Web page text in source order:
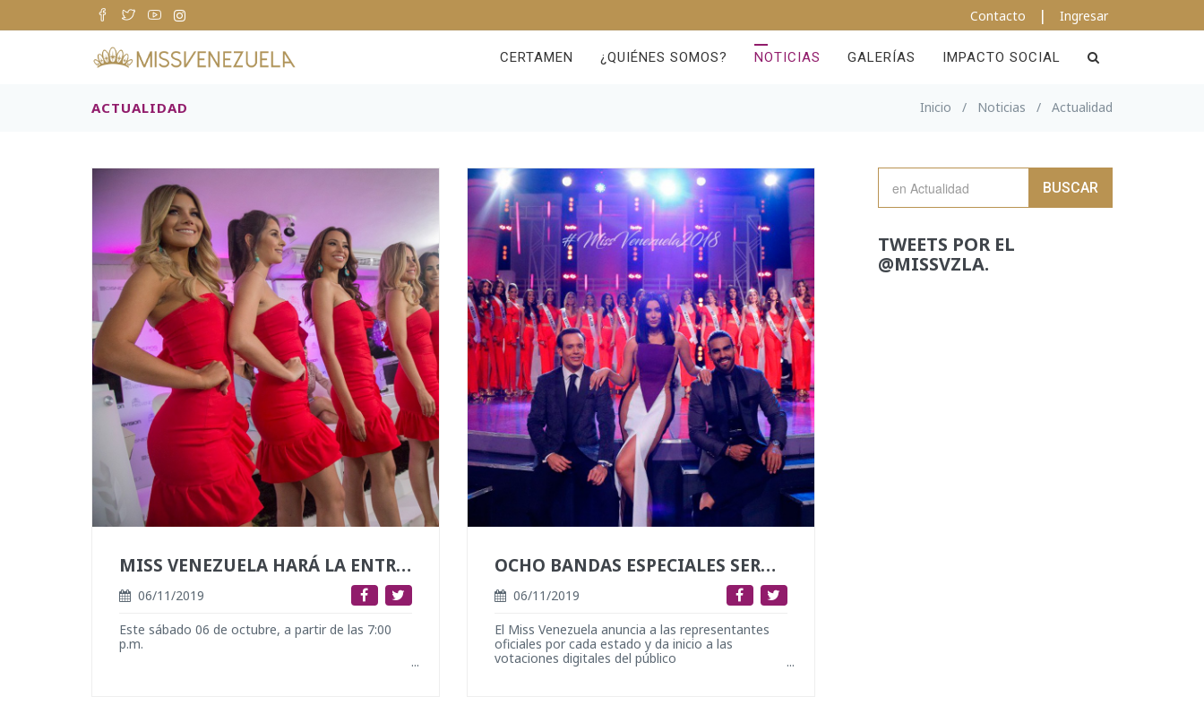
Contacto | Ingresar
CERTAMEN ¿QUIÉNES SOMOS? NOTICIAS GALERÍAS IMPACTO SOCIAL
ACTUALIDAD Inicio / Noticias / Actualidad
MISS VENEZUELA HARÁ LA ENTREGA OFICIAL DE LAS BANDAS A LAS ASPIRANTES DEL CERTAMEN 2018
06/11/2019
Este sábado 06 de octubre, a partir de las 7:00
p.m.
OCHO BANDAS ESPECIALES SERÁN ENTREGADAS LA NOCHE FINAL DEL 13 DE DICIEMBRE
06/11/2019
El Miss Venezuela anuncia a las representantes
oficiales por cada estado y da inicio a las
votaciones digitales del público
BUSCAR
TWEETS POR EL
@MISSVZLA.